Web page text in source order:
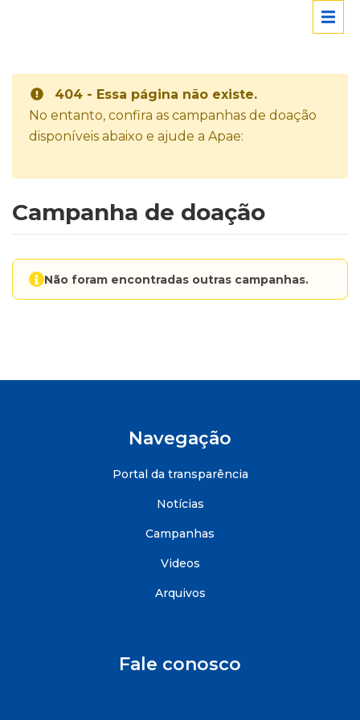
404 - Essa página não existe.
No entanto, confira as campanhas de doação
disponíveis abaixo e ajude a Apae:
Campanha de doação
Não foram encontradas outras campanhas.
Navegação
Portal da transparência
Notícias
Campanhas
Videos
Arquivos
Fale conosco